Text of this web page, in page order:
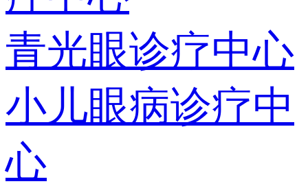
青光眼诊疗中心
小儿眼病诊疗中
心